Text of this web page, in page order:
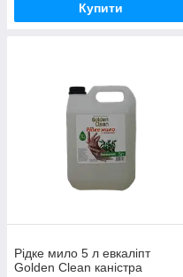
Купити
Рідке мило 5 л евкаліпт
Golden Clean каністра